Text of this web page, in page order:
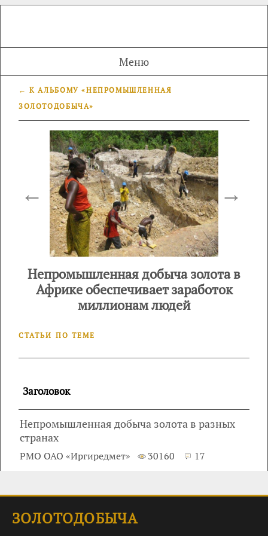
Меню
← К АЛЬБОМУ «НЕПРОМЫШЛЕННАЯ
ЗОЛОТОДОБЫЧА»
← →
Непромышленная добыча золота в
Африке обеспечивает заработок
миллионам людей
СТАТЬИ ПО ТЕМЕ
Заголовок
Непромышленная добыча золота в разных
странах
РМО ОАО «Иргиредмет» 30160 17
ЗОЛОТОДОБЫЧА